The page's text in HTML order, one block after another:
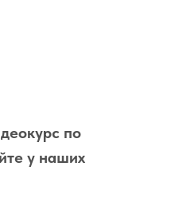
по
у наших